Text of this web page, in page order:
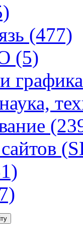
(477)
(5)